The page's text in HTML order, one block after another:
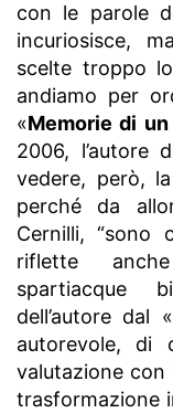
con le parole
incuriosisce,
scelte troppo
andiamo per
«Memorie di
2006, l’autore
vedere, però,
perché da
Cernilli, “sono
riflette
spartiacque
dell’autore dal
autorevole, di
valutazione con
trasformazione